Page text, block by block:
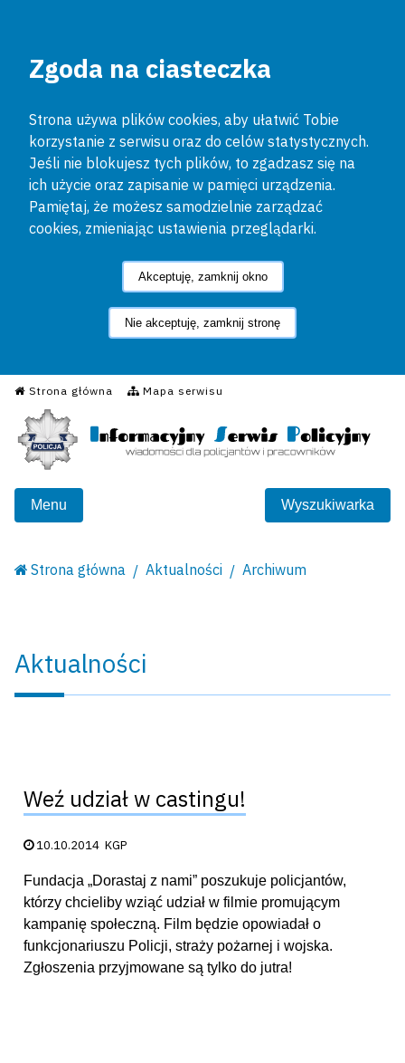
Zgoda na ciasteczka
Strona używa plików cookies, aby ułatwić Tobie
korzystanie z serwisu oraz do celów statystycznych.
Jeśli nie blokujesz tych plików, to zgadzasz się na
ich użycie oraz zapisanie w pamięci urządzenia.
Pamiętaj, że możesz samodzielnie zarządzać
cookies, zmieniając ustawienia przeglądarki.
Akceptuję, zamknij okno
Nie akceptuję, zamknij stronę
Strona główna Mapa serwisu
Informacyjny Serwis
Menu Wyszukiwarka
Strona główna Aktualności Archiwum
Aktualności
Weź udział w castingu!
Data publikacji:
10.10.2014KGP
Fundacja „Dorastaj z nami” poszukuje policjantów,
którzy chcieliby wziąć udział w filmie promującym
kampanię społeczną. Film będzie opowiadał o
funkcjonariuszu Policji, straży pożarnej i wojska.
Zgłoszenia przyjmowane są tylko do jutra!